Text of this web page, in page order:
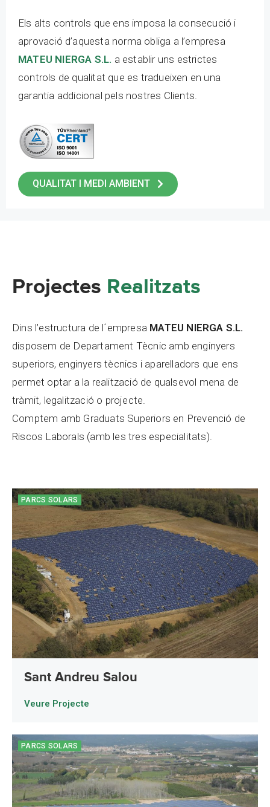
Els alts controls que ens imposa la consecució i
aprovació d’aquesta norma obliga a l’empresa
MATEU NIERGA S.L. a establir uns estrictes
controls de qualitat que es tradueixen en una
garantia addicional pels nostres Clients.
QUALITAT I MEDI AMBIENT
Projectes Realitzats
Dins l’estructura de l´empresa MATEU NIERGA S.L.
disposem de Departament Tècnic amb enginyers
superiors, enginyers tècnics i aparelladors que ens
permet optar a la realització de qualsevol mena de
tràmit, legalització o projecte.
Comptem amb Graduats Superiors en Prevenció de
Riscos Laborals (amb les tres especialitats).
PARCS SOLARS
Sant Andreu Salou
Veure Projecte
PARCS SOLARS